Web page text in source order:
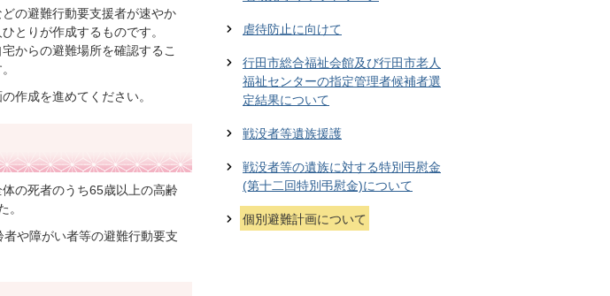
の避難行動要支援者が速やか
とりが作成するものです。
からの避難場所を確認するこ
作成を進めてください。
の死者のうち65歳以上の高齢
。
や障がい者等の避難行動要支
虐待防止に向けて
行田市総合福祉会館及び行田市老人
福祉センターの指定管理者候補者選
定結果について
戦没者等遺族援護
戦没者等の遺族に対する特別弔慰金
(第十二回特別弔慰金)について
個別避難計画について